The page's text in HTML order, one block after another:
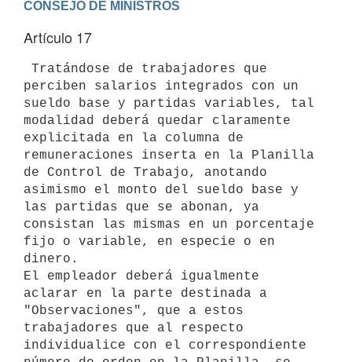
Artículo 17
perciben salarios integrados con un
sueldo base y partidas variables, tal
modalidad deberá quedar claramente
explicitada en la columna de
remuneraciones inserta en la Planilla
de Control de Trabajo, anotando
asimismo el monto del sueldo base y
las partidas que se abonan, ya
consistan las mismas en un porcentaje
fijo o variable, en especie o en
dinero.
El empleador deberá igualmente
aclarar en la parte destinada a
"Observaciones", que a estos
trabajadores que al respecto
individualice con el correspondiente